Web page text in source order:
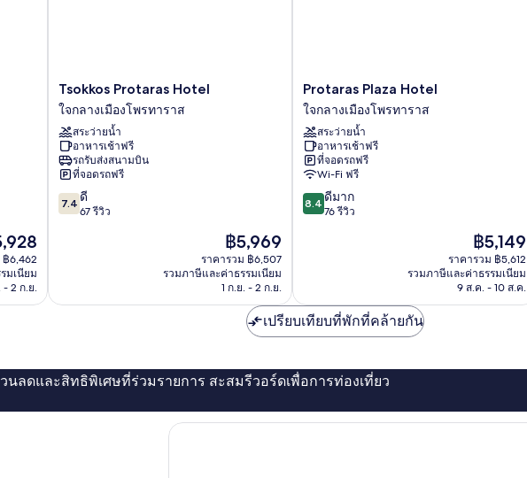
า
น
6,462
มเนียม
- 2 ก.ย.
Tsokkos
Protaras
Hotel
ใจกลาง
เมือง
โพร
ทา
ราส
Tsokkos Protaras Hotel
ใจกลางเมืองโพรทาราส
สระว่ายน้ำ
อาหารเช้าฟรี
รถรับส่งสนามบิน
ที่จอดรถฟรี
7.4
จาก
7.4 ดี
67 รีวิว
ราคา
ปัจจุบัน
คือ
฿5,969
฿5,969
ราคารวม ฿6,507
รวมภาษีและค่าธรรมเนียม
1 ก.ย. - 2 ก.ย.
Protaras
Plaza
Hotel
ใจกลาง
เมือง
โพร
ทา
ราส
Protaras Plaza Hotel
ใจกลางเมืองโพรทาราส
สระว่ายน้ำ
อาหารเช้าฟรี
ที่จอดรถฟรี
Wi-Fi ฟรี
8.4
จาก
8.4 ดีมาก
76 รีวิว
ราคา
ปัจจุบัน
คือ
฿5,149
฿5,149
ราคารวม ฿5,612
รวมภาษีและค่าธรรมเนียม
9 ส.ค. - 10 ส.ค.
เปรียบเทียบที่พักที่คล้ายกัน
นลดและสิทธิพิเศษที่ร่วมรายการ สะสมรีวอร์ดเพื่อการท่องเที่ยว